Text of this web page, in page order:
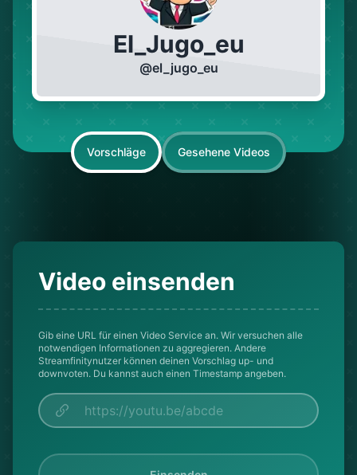
El_Jugo_eu
@el_jugo_eu
Vorschläge Gesehene Videos
Video einsenden
Gib eine URL für einen Video Service an. Wir versuchen alle
notwendigen Informationen zu aggregieren. Andere
Streamfinitynutzer können deinen Vorschlag up- und
downvoten. Du kannst auch einen Timestamp angeben.